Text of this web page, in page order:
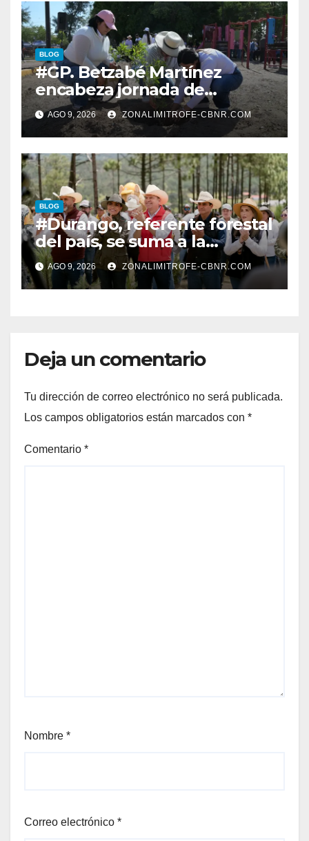
BLOG
#GP. Betzabé Martínez
encabeza jornada de
reforestación en el Parque 5
de Mayo*
AGO 9, 2026 ZONALIMITROFE-CBNR.COM
BLOG
#Durango, referente forestal
del país, se suma a la
Jornada Nacional de
Reforestación de la
Presidenta Claudia con la
AGO 9, 2026 ZONALIMITROFE-CBNR.COM
Deja un comentario
Tu dirección de correo electrónico no será publicada.
Los campos obligatorios están marcados con *
Comentario *
Nombre *
Correo electrónico *